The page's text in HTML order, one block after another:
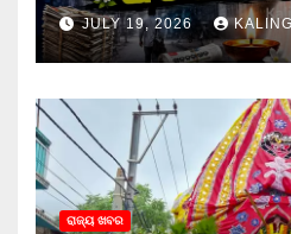
JULY 19, 2026
ରାଜ୍ୟ ଖବର